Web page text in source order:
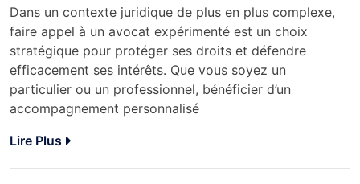
Dans un contexte juridique de plus en plus complexe,
faire appel à un avocat expérimenté est un choix
stratégique pour protéger ses droits et défendre
efficacement ses intérêts. Que vous soyez un
particulier ou un professionnel, bénéficier d’un
accompagnement personnalisé
Lire Plus